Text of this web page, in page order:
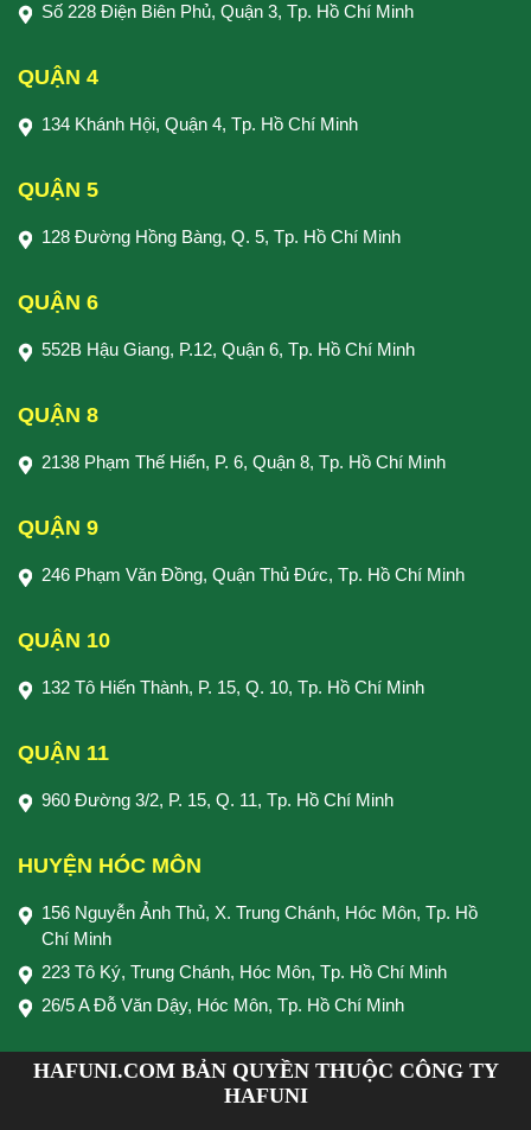
Số 228 Điện Biên Phủ, Quận 3, Tp. Hồ Chí Minh
QUẬN 4
134 Khánh Hội, Quận 4, Tp. Hồ Chí Minh
QUẬN 5
128 Đường Hồng Bàng, Q. 5, Tp. Hồ Chí Minh
QUẬN 6
552B Hậu Giang, P.12, Quận 6, Tp. Hồ Chí Minh
QUẬN 8
2138 Phạm Thế Hiển, P. 6, Quận 8, Tp. Hồ Chí Minh
QUẬN 9
246 Phạm Văn Đồng, Quận Thủ Đức, Tp. Hồ Chí Minh
QUẬN 10
132 Tô Hiến Thành, P. 15, Q. 10, Tp. Hồ Chí Minh
QUẬN 11
960 Đường 3/2, P. 15, Q. 11, Tp. Hồ Chí Minh
HUYỆN HÓC MÔN
156 Nguyễn Ảnh Thủ, X. Trung Chánh, Hóc Môn, Tp. Hồ
Chí Minh
223 Tô Ký, Trung Chánh, Hóc Môn, Tp. Hồ Chí Minh
26/5 A Đỗ Văn Dậy, Hóc Môn, Tp. Hồ Chí Minh
HAFUNI.COM BẢN QUYỀN THUỘC CÔNG TY
HAFUNI